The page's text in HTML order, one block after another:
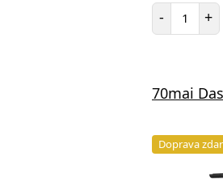
- Počet
+
70mai
Doprava